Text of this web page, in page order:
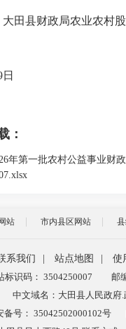
田县财政局农业农村股
：
年第一批农村公益事业财
站 市内县区网站
系我们 站点地图
使
标识码： 3504250007
邮
中文域名：大田县人民政府.
备号： 35042502000102号